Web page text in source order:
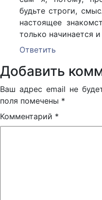
будьте строги,
настоящее
только начинается
Ответить
Добавить
Ваш адрес email не
поля помечены *
Комментарий *